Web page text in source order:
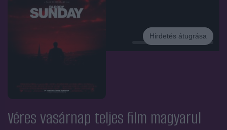
Hirdetés átugrása
Véres vasárnap teljes film magyarul